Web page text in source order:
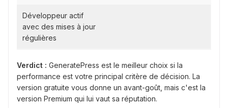
Développeur actif
avec des mises à jour
régulières
Verdict : GeneratePress est le meilleur choix si la
performance est votre principal critère de décision. La
version gratuite vous donne un avant-goût, mais c'est la
version Premium qui lui vaut sa réputation.